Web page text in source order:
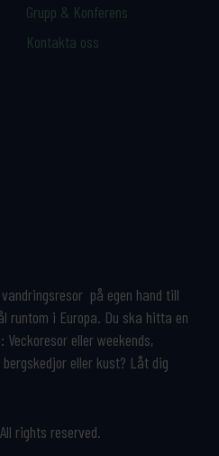
på egen hand till
runtom i Europa. Du ska hitta en
eller weekends,
eller kust? Låt dig
rights reserved.
Grupp & Konferens
Kontakta oss